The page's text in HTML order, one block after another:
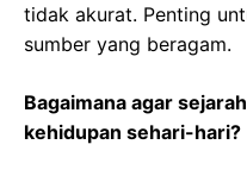
tidak akurat. Penting
sumber yang beragam.
Bagaimana agar
kehidupan sehari-hari?